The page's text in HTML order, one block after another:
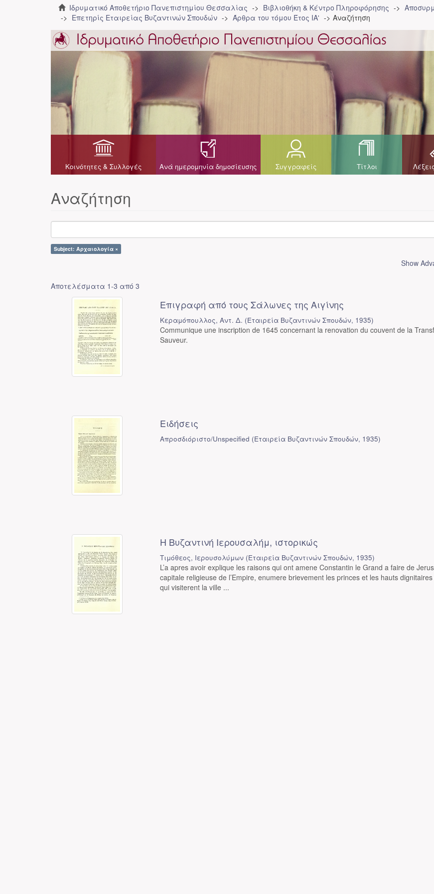
Ιδρυματικό Αποθετήριο Πανεπιστημίου Θεσσαλίας Βιβλιοθήκη & Κέντρο Πληροφόρησης
Επετηρίς Εταιρείας Βυζαντινών Σπουδών
Άρθρα του τόμου Έτος ΙΑ' Αναζήτηση
Κοινότητες & Συλλογές Ανά ημερομηνία δημοσίευσης Συγγραφείς Τίτλοι
Αναζήτηση
Subject: Αρχαιολογία ×
Show
Αποτελέσματα 1-3 από 3
Επιγραφή από τους Σάλωνες της Αιγίνης
Κεραμόπουλλος, Αντ. Δ. (Εταιρεία Βυζαντινών Σπουδών, 1935)
Communique une inscription de 1645 concernant la renovation du couvent de la
Sauveur.
Ειδήσεις
Απροσδιόριστο/Unspecified (Εταιρεία Βυζαντινών Σπουδών, 1935)
Η Βυζαντινή Ιερουσαλήμ, ιστορικώς
Τιμόθεος, Ιερουσολύμων (Εταιρεία Βυζαντινών Σπουδών, 1935)
L’a apres avoir explique les raisons qui ont amene Constantin le Grand a faire de
capitale religieuse de l’Empire, enumere brievement les princes et les hauts
qui visiterent la ville ...